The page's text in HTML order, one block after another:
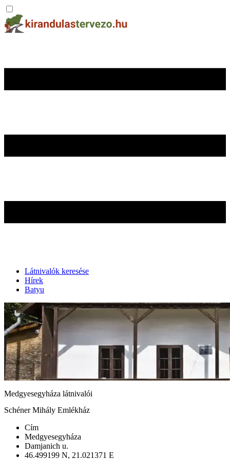
Látnivalók keresése
Hírek
Batyu
Medgyesegyháza látnivalói
Schéner Mihály Emlékház
Cím
Medgyesegyháza
Damjanich u.
46.499199 N, 21.021371 E